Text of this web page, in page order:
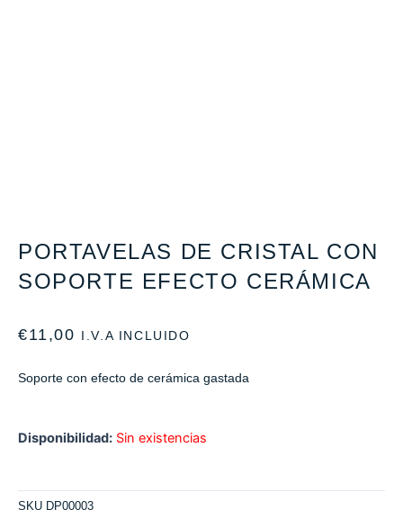
PORTAVELAS DE CRISTAL CON
SOPORTE EFECTO CERÁMICA
€11,00 I.V.A INCLUIDO
Soporte con efecto de cerámica gastada
Disponibilidad: Sin existencias
SKU DP00003